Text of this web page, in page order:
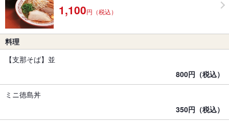
1,100円（税込）
料理
【支那そば】並
800円（税込）
ミニ徳島丼
350円（税込）